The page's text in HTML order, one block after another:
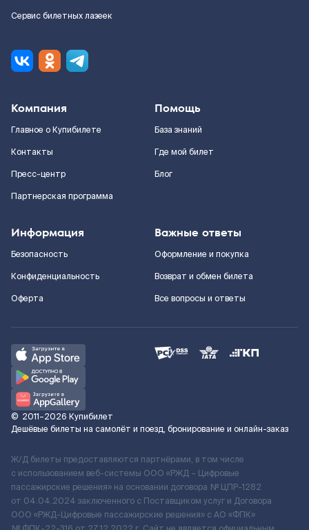
Сервис билетных лазеек
Компания
Главное о Купибилете
Контакты
Пресс-центр
Партнерская программа
Помощь
База знаний
Где мой билет
Блог
Информация
Безопасность
Конфиденциальность
Оферта
Важные ответы
Оформление и покупка
Возврат и обмен билета
Все вопросы и ответы
© 2011–2026 Купибилет
Дешёвые билеты на самолёт и поезд, бронирование и онлайн-заказ
Ж/Д билеты предоставляются партнёрами, в том числе
с использованием веб-системы ООО «РЖД – Цифровые
пассажирские решения» на основании договора № ЦПР-1282
от 04.04.2024 заключенного с Поставщиком услуг и Договора
ООО «РЖД-Цифровые пассажирские решения» c АО «ФПК»